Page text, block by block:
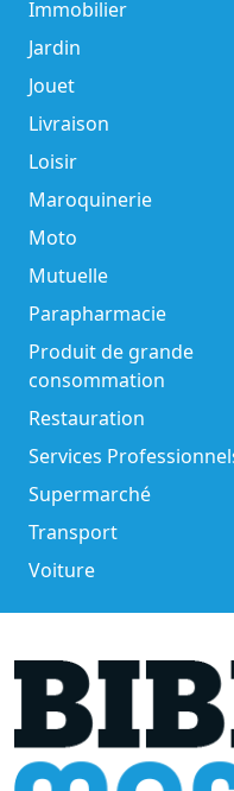
Immobilier
Jardin
Jouet
Livraison
Loisir
Maroquinerie
Moto
Mutuelle
Parapharmacie
Produit de grande
consommation
Restauration
Services
Supermarché
Transport
Voiture